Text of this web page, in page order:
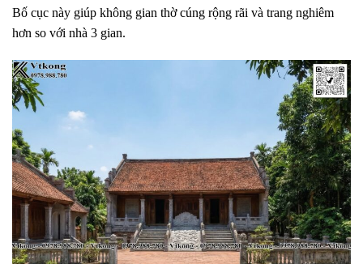
Bố cục này giúp không gian thờ cúng rộng rãi và trang nghiêm
hơn so với nhà 3 gian.